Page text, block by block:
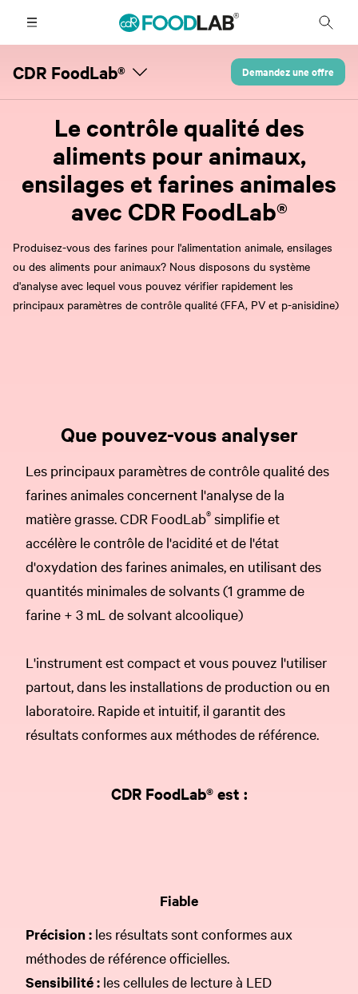
CDR FoodLab® Demandez une offre
Le contrôle qualité des
aliments pour animaux,
ensilages et farines animales
avec CDR FoodLab®
Produisez-vous des farines pour l'alimentation animale, ensilages
ou des aliments pour animaux? Nous disposons du système
d'analyse avec lequel vous pouvez vérifier rapidement les
principaux paramètres de contrôle qualité (FFA, PV et p-anisidine)
Que pouvez-vous analyser
Les principaux paramètres de contrôle qualité des
farines animales concernent l'analyse de la
matière grasse. CDR FoodLab® simplifie et
accélère le contrôle de l'acidité et de l'état
d'oxydation des farines animales, en utilisant des
quantités minimales de solvants (1 gramme de
farine + 3 mL de solvant alcoolique)
L'instrument est compact et vous pouvez l'utiliser
partout, dans les installations de production ou en
laboratoire. Rapide et intuitif, il garantit des
résultats conformes aux méthodes de référence.
CDR FoodLab® est :
Fiable
Précision : les résultats sont conformes aux
méthodes de référence officielles.
Sensibilité : les cellules de lecture à LED